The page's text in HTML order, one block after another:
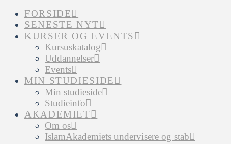
FORSIDE
SENESTE NYT
KURSER OG EVENTS
Kursuskatalog
Uddannelser
Events
MIN STUDIESIDE
Min studieside
Studieinfo
AKADEMIET
Om os
IslamAkademiets undervisere og stab